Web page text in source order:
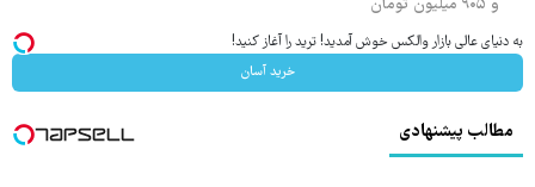
به دنیای عالی بازار والکس خوش آمدید! ترید را آغاز کنید!
خرید آسان
مطالب پیشنهادی